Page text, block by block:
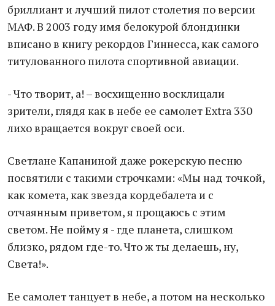
бриллиант и лучший пилот столетия по версии
МАФ. В 2003 году имя белокурой блондинки
вписано в книгу рекордов Гиннесса, как самого
титулованного пилота спортивной авиации.
- Что творит, а! – восхищенно восклицали
зрители, глядя как в небе ее самолет Extra 330
лихо вращается вокруг своей оси.
Светлане Капаниной даже рокерскую песню
посвятили с такими строчками: «Мы над точкой,
как комета, как звезда кордебалета и с
отчаянным приветом, я прощаюсь с этим
светом. Не пойму я - где планета, слишком
близко, рядом где-то. Что ж ты делаешь, ну,
Света!».
Ее самолет танцует в небе, а потом на несколько